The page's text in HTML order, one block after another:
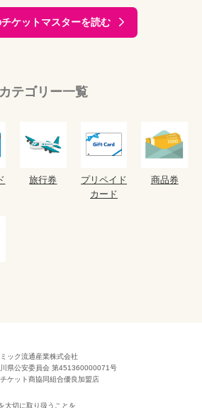
ケットマスターを読む
カテゴリー一覧
旅行券
プリペイド
カード
商品券
ック流通産業株式会社
県公安委員会 第451360000071号
ケット商協同組合優良加盟店
大切に取り扱うことを